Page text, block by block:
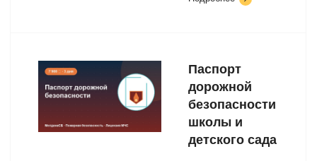
Паспорт
дорожной
безопасности
школы и
детского сада